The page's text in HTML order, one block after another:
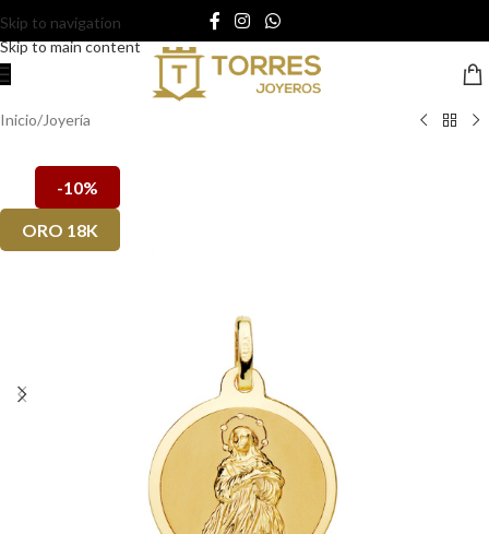
Skip to navigation
Skip to main content
Inicio/Joyería
-10%
ORO 18K